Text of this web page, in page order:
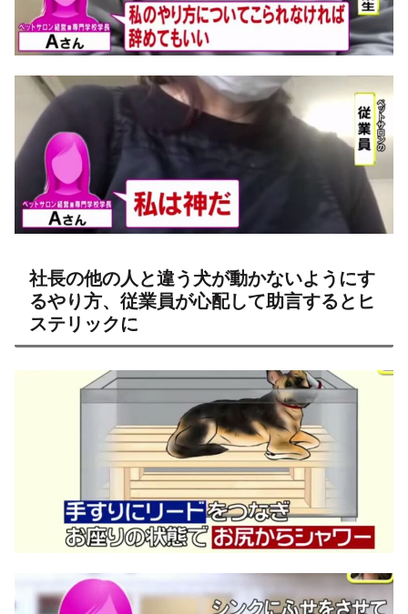
社長の他の人と違う犬が動かないようにす
るやり方、従業員が心配して助言するとヒ
ステリックに